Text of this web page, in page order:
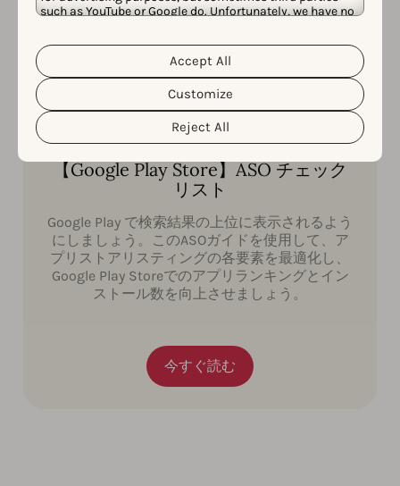
such as YouTube or Google do. Unfortunately, we have no
personal data and the different cookies we use, please
read our
Cookie Policy&Privacy Policy
customize your cookie settings and preferences by
clicking the “Customize” button.
Reject All
Customize
Accept All
【Google Play Store】ASO チェック
リスト
Google Play で検索結果の上位に表示されるよう
にしましょう。このASOガイドを使用して、ア
プリストアリスティングの各要素を最適化し、
Google Play Storeでのアプリランキングとイン
ストール数を向上させましょう。
今すぐ読む